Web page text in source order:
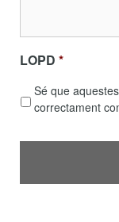
LOPD *
Sé que
correctament